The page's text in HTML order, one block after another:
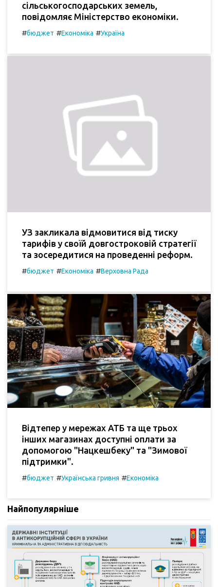
сільськогосподарських земель,
повідомляє Міністерство економіки.
#бюджет #Економіка #Україна
УЗ закликала відмовитися від тиску
тарифів у своїй довгостроковій стратегії
та зосередитися на проведенні реформ.
#бюджет #Економіка #Верховна Рада
Відтепер у мережах АТБ та ще трьох
інших магазинах доступні оплати за
допомогою "Нацкешбеку" та "Зимової
підтримки".
#бюджет #Українська гривня #Економіка
Найпопулярніше